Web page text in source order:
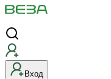
Вход